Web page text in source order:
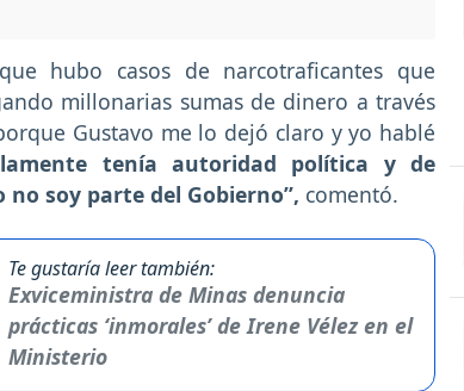
hubo casos de narcotraficantes que
millonarias sumas de dinero a través
Gustavo me lo dejó claro y yo hablé
tenía autoridad política y de
no soy parte del Gobierno”, comentó.
Te gustaría leer también:
Exviceministra de Minas denuncia
prácticas ‘inmorales’ de Irene Vélez en el
Ministerio